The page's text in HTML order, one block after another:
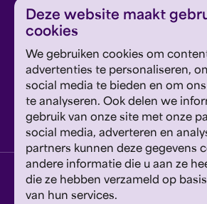
Deze website maakt
cookies
We gebruiken cookies om
advertenties te personaliseren,
social media te bieden en om
te analyseren. Ook delen we
gebruik van onze site met onze
social media, adverteren en
partners kunnen deze gegevens
andere informatie die u aan ze
die ze hebben verzameld op
van hun services.
inschrijven
Google's Privacyverklaring en
van toepassing.
Geef om Philzuid en steun ons!
steun ons
privacyverklaring disclaimer
website door exitable